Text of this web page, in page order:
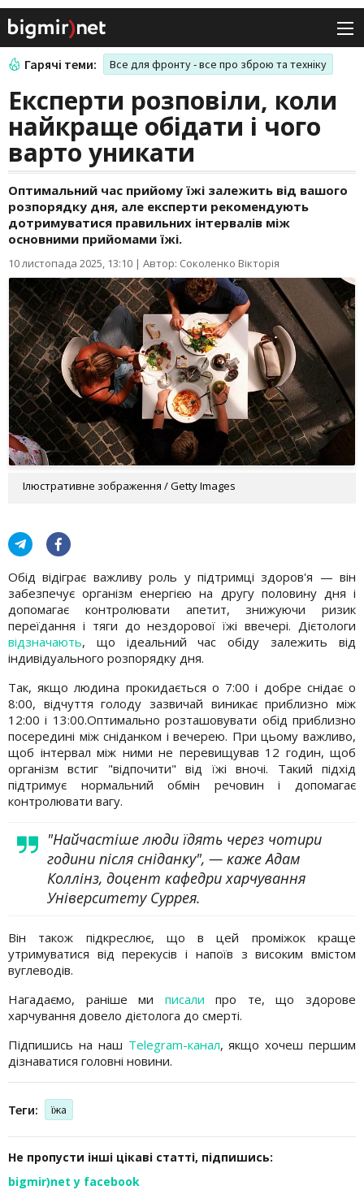
Гарячі теми: Все для фронту - все про зброю та техніку
Експерти розповіли, коли
найкраще обідати і чого
варто уникати
Оптимальний час прийому їжі залежить від вашого
розпорядку дня, але експерти рекомендують
дотримуватися правильних інтервалів між
основними прийомами їжі.
10 листопада 2025, 13:10 | Автор: Соколенко Вікторія
Ілюстративне зображення / Getty Images
Обід відіграє важливу роль у підтримці здоров'я — він
забезпечує організм енергією на другу половину дня і
допомагає контролювати апетит, знижуючи ризик
переїдання і тяги до нездорової їжі ввечері. Дієтологи
відзначають, що ідеальний час обіду залежить від
індивідуального розпорядку дня.
Так, якщо людина прокидається о 7:00 і добре снідає о
8:00, відчуття голоду зазвичай виникає приблизно між
12:00 і 13:00.Оптимально розташовувати обід приблизно
посередині між сніданком і вечерею. При цьому важливо,
щоб інтервал між ними не перевищував 12 годин, щоб
організм встиг "відпочити" від їжі вночі. Такий підхід
підтримує нормальний обмін речовин і допомагає
контролювати вагу.
"Найчастіше люди їдять через чотири
години після сніданку", — каже Адам
Коллінз, доцент кафедри харчування
Університету Суррея.
Він також підкреслює, що в цей проміжок краще
утримуватися від перекусів і напоїв з високим вмістом
вуглеводів.
Нагадаємо, раніше ми писали про те, що здорове
харчування довело дієтолога до смерті.
Підпишись на наш Telegram-канал, якщо хочеш першим
дізнаватися головні новини.
Теги: їжа
Не пропусти інші цікаві статті, підпишись:
bigmir)net у facebook